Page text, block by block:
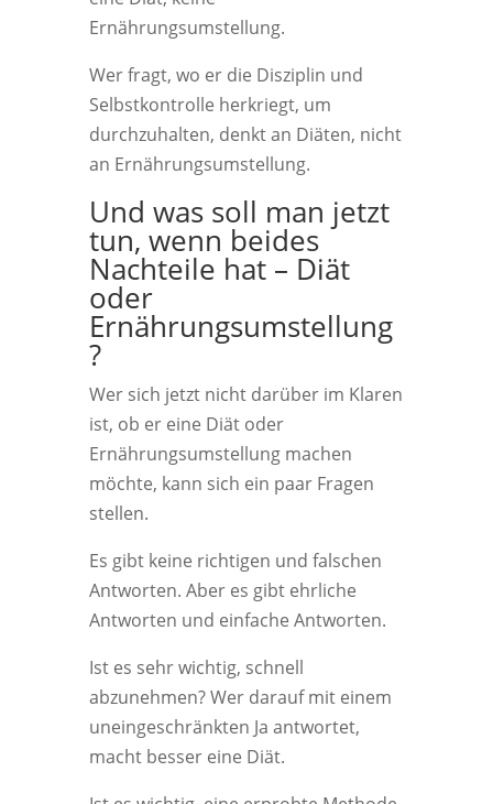
Ernährungsumstellung.
Wer fragt, wo er die Disziplin und
Selbstkontrolle herkriegt, um
durchzuhalten, denkt an Diäten, nicht
an Ernährungsumstellung.
Und was soll man jetzt
tun, wenn beides
Nachteile hat – Diät
oder
Ernährungsumstellung
?
Wer sich jetzt nicht darüber im Klaren
ist, ob er eine Diät oder
Ernährungsumstellung machen
möchte, kann sich ein paar Fragen
stellen.
Es gibt keine richtigen und falschen
Antworten. Aber es gibt ehrliche
Antworten und einfache Antworten.
Ist es sehr wichtig, schnell
abzunehmen? Wer darauf mit einem
uneingeschränkten Ja antwortet,
macht besser eine Diät.